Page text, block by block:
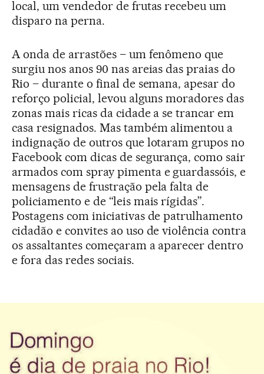
local, um vendedor de frutas recebeu um
disparo na perna.
A onda de arrastões – um fenômeno que
surgiu nos anos 90 nas areias das praias do
Rio – durante o final de semana, apesar do
reforço policial, levou alguns moradores das
zonas mais ricas da cidade a se trancar em
casa resignados. Mas também alimentou a
indignação de outros que lotaram grupos no
Facebook com dicas de segurança, como sair
armados com spray pimenta e guardassóis, e
mensagens de frustração pela falta de
policiamento e de “leis mais rígidas”.
Postagens com iniciativas de patrulhamento
cidadão e convites ao uso de violência contra
os assaltantes começaram a aparecer dentro
e fora das redes sociais.